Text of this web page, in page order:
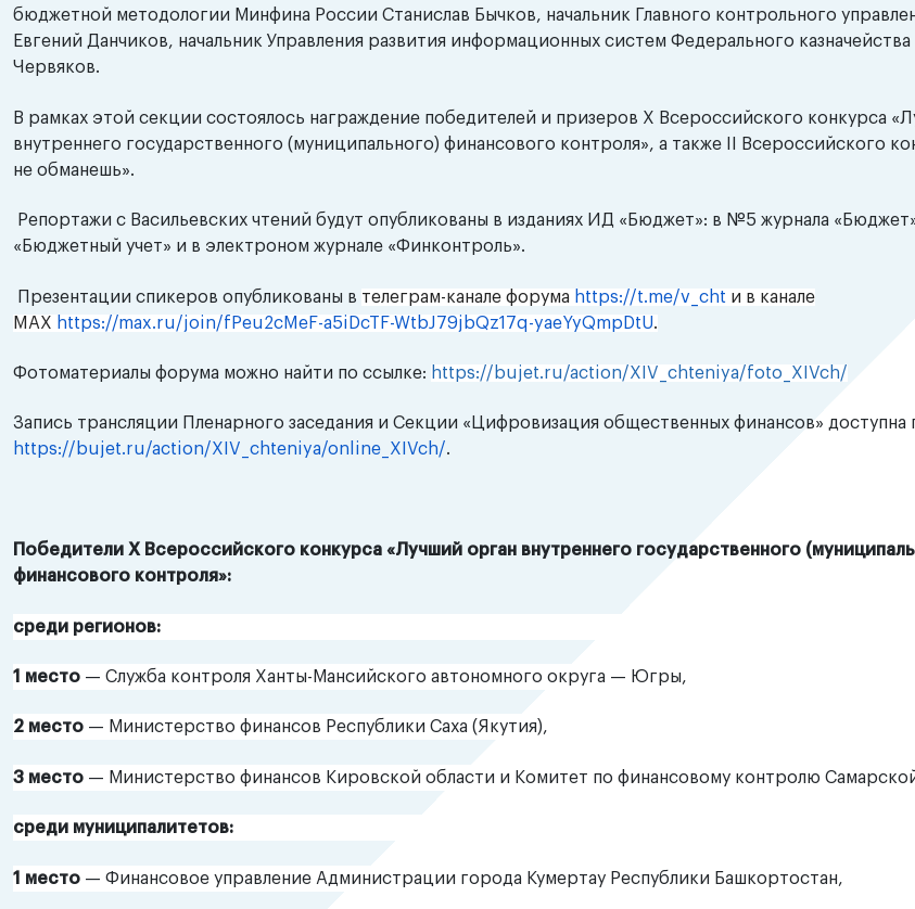
бюджетной методологии Минфина России Станислав Бычков, начальник Главного контрольного
Евгений Данчиков, начальник Управления развития информационных систем Федерального
Червяков.
В рамках этой секции состоялось награждение победителей и призеров X Всероссийского конкурса
внутреннего государственного (муниципального) финансового контроля», а также II Всероссийского
не обманешь».
Репортажи с Васильевских чтений будут опубликованы в изданиях ИД «Бюджет»: в №5 журнала
«Бюджетный учет» и в электроном журнале «Финконтроль».
Презентации спикеров опубликованы в телеграм-канале форума https://t.me/v_cht и в канале
MAX https://max.ru/join/fPeu2cMeF-a5iDcTF-WtbJ79jbQz17q-yaeYyQmpDtU.
Фотоматериалы форума можно найти по ссылке: https://bujet.ru/action/XIV_chteniya/foto_XIVch/
Запись трансляции Пленарного заседания и Секции «Цифровизация общественных финансов» доступна
https://bujet.ru/action/XIV_chteniya/online_XIVch/.
Победители XВсероссийского конкурса «Лучший орган внутреннего государственного
финансового контроля»:
среди регионов:
1 место — Служба контроля Ханты-Мансийского автономного округа — Югры,
2 место — Министерство финансов Республики Саха (Якутия),
3 место — Министерство финансов Кировской области и Комитет по финансовому контролю
среди муниципалитетов:
1 место — Финансовое управление Администрации города Кумертау Республики Башкортостан,